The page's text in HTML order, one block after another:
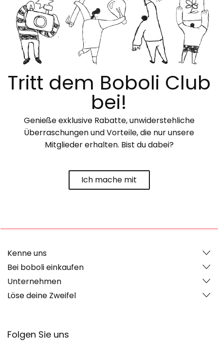
Tritt dem Boboli Club
bei!
Genieße exklusive Rabatte, unwiderstehliche
Überraschungen und Vorteile, die nur unsere
Mitglieder erhalten. Bist du dabei?
Ich mache mit
Folgen Sie uns
Kenne uns
Bei boboli einkaufen
Unternehmen
Löse deine Zweifel